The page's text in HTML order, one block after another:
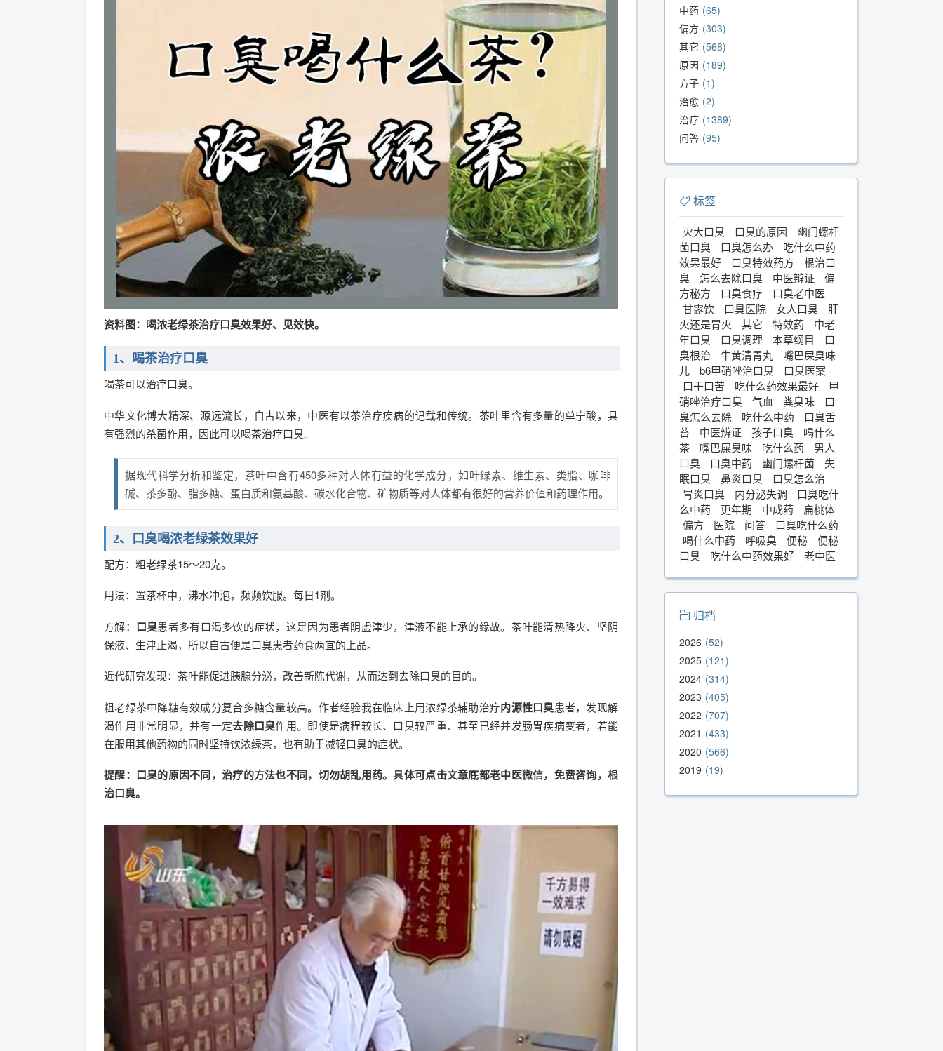
资料图：喝浓老绿茶治疗口臭效果好、见效快。
1、喝茶治疗口臭
喝茶可以治疗口臭。
中华文化博大精深、源远流长，自古以来，中医有以茶治疗疾病的记载和传统。茶叶里含有多量的单宁酸，具
有强烈的杀菌作用，因此可以喝茶治疗口臭。
据现代科学分析和鉴定，茶叶中含有450多种对人体有益的化学成分，如叶绿素、维生素、类脂、咖啡
碱、茶多酚、脂多糖、蛋白质和氨基酸、碳水化合物、矿物质等对人体都有很好的营养价值和药理作用。
2、口臭喝浓老绿茶效果好
配方：粗老绿茶15～20克。
用法：置茶杯中，沸水冲泡，频频饮服。每日1剂。
方解： 口臭患者多有口渴多饮的症状，这是因为患者阴虚津少，津液不能上承的缘故。茶叶能清热降火、坚阴
保液、生津止渴，所以自古便是口臭患者药食两宜的上品。
近代研究发现：茶叶能促进胰腺分泌，改善新陈代谢，从而达到去除口臭的目的。
粗老绿茶中降糖有效成分复合多糖含量较高。作者经验我在临床上用浓绿茶辅助治疗内源性口臭患者，发现解
渴作用非常明显，并有一定去除口臭作用。即使是病程较长、口臭较严重、甚至已经并发肠胃疾病变者，若能
在服用其他药物的同时坚持饮浓绿茶，也有助于减轻口臭的症状。
提醒：口臭的原因不同，治疗的方法也不同，切勿胡乱用药。具体可点击文章底部老中医微信，免费咨询，根
治口臭。
中药 65
偏方 303
其它 568
原因 189
方子 1
治愈 2
治疗 1389
问答 95
标签
火大口臭 口臭的原因
幽门螺杆
菌口臭
口臭怎么办
吃什么中药
效果最好
口臭特效药方
根治口
臭
怎么去除口臭 中医辩证
偏
方秘方
口臭食疗
口臭老中医
甘露饮
口臭医院 女人口臭
肝
火还是胃火
其它 特效药
中老
年口臭
口臭调理 本草纲目
口
臭根治
牛黄清胃丸
嘴巴屎臭味
儿
b6甲硝唑治口臭
口臭医案
口干口苦
吃什么药效果最好
甲
硝唑治疗口臭
气血 粪臭味
口
臭怎么去除
吃什么中药
口臭舌
苔
中医辨证 孩子口臭
喝什么
茶
嘴巴屎臭味 吃什么药
男人
口臭
口臭中药 幽门螺杆菌
失
眠口臭
鼻炎口臭
口臭怎么治
胃炎口臭
内分泌失调
口臭吃什
么中药
更年期 中成药
扁桃体
偏方
医院 问答
口臭吃什么药
喝什么中药
呼吸臭 便秘
便秘
口臭
吃什么中药效果好 老中医
归档
2026 52
2025 121
2024 314
2023 405
2022 707
2021
433
2020 566
2019 19